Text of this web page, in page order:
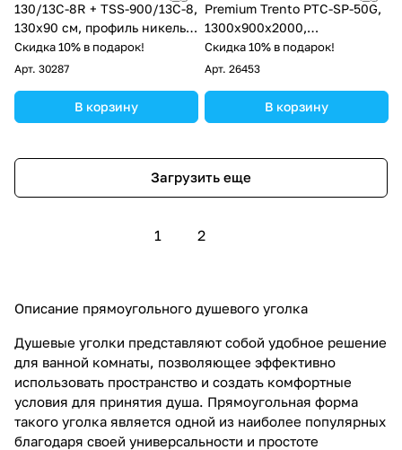
130/13C-8R + TSS-900/13C-8,
130x90 см, профиль никель,
стекло прозрачное
Скидка 10% в подарок!
Арт. 30287
В корзину
Premium Trento PTC-SP-50G,
1300х900x2000,
брашированное золото,
стекло прозрачное
Скидка 10% в подарок!
Арт. 26453
В корзину
Загрузить еще
1 2
Описание прямоугольного душевого уголка
Душевые уголки представляют собой удобное решение
для ванной комнаты, позволяющее эффективно
использовать пространство и создать комфортные
условия для принятия душа. Прямоугольная форма
такого уголка является одной из наиболее популярных
благодаря своей универсальности и простоте